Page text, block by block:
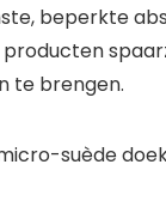
beperkte
te brengen.
suède